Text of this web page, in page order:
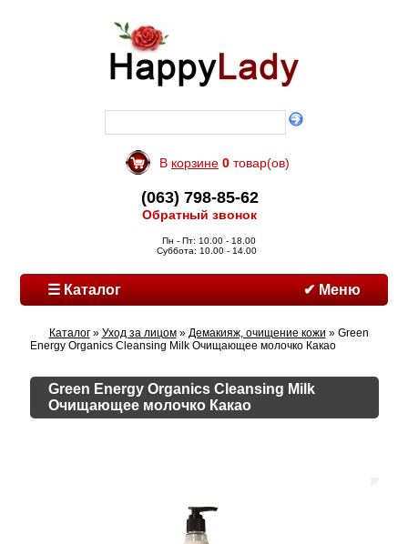
В корзине 0 товар(ов)
(063) 798-85-62
Обратный звонок
Пн - Пт: 10.00 - 18.00
Суббота: 10.00 - 14.00
☰ Каталог ✔ Меню
Каталог» Уход за лицом» Демакияж, очищение кожи » Green
Energy Organics Cleansing Milk Очищающее молочко Какао
Green Energy Organics Cleansing Milk
Очищающее молочко Какао